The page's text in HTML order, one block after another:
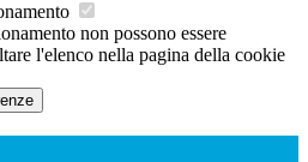
non possono essere
l'elenco nella pagina della cookie